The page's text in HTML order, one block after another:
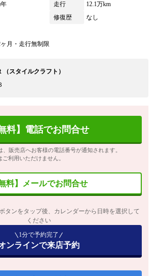
走行
12.1万km
修復歴
なし
月・走行無制限
スタイルクラフト）
無料】電話でお問合せ
販売店へお客様の電話番号が通知されます。
利用いただけません。
無料】メールでお問合せ
タンをタップ後、カレンダーから日時を選択して
ください
1分で予約完了
ンラインで来店予約